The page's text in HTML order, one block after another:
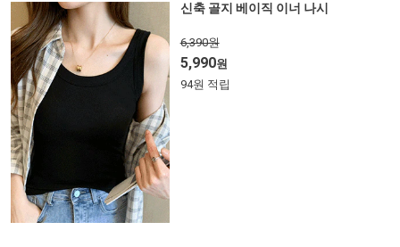
신축 골지 베이직 이너 나시
6,390원
5,990원
94원 적립